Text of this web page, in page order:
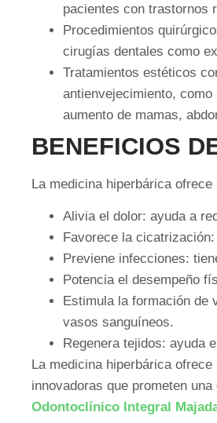
pacientes con trastornos
Procedimientos
cirugías dentales como
Tratamientos estéticos
antienvejecimiento,
aumento de mamas,
BENEFICIOS
La medicina hiperbárica
Alivia el dolor: ayuda a
Favorece la
Previene infecciones:
Potencia el desempeño
Estimula la formación de
vasos sanguíneos.
Regenera tejidos: ayuda
La medicina hiperbárica
innovadoras que prometen
Odontoclínico Integral